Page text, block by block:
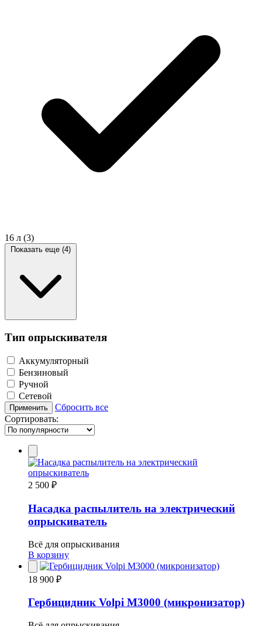
16 л (3)
Показать еще (4)
Тип опрыскивателя
Аккумуляторный
Бензиновый
Ручной
Сетевой
Применить
Сбросить все
Сортировать:
2 500 ₽
Насадка распылитель на электрический
опрыскиватель
Всё для опрыскивания
В корзину
18 900 ₽
Гербицидник Volpi M3000 (микронизатор)